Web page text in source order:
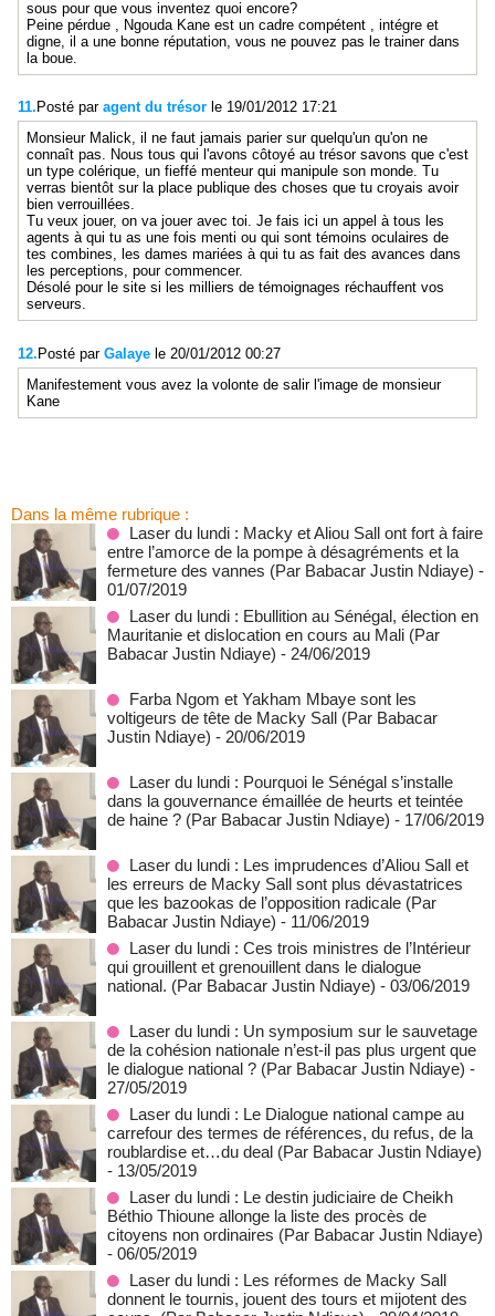
sous pour que vous inventez quoi encore?
Peine pérdue , Ngouda Kane est un cadre compétent , intégre et
digne, il a une bonne réputation, vous ne pouvez pas le trainer dans
la boue.
11. Posté par agent du trésor le 19/01/2012 17:21
Monsieur Malick, il ne faut jamais parier sur quelqu'un qu'on ne
connaît pas. Nous tous qui l'avons côtoyé au trésor savons que c'est
un type colérique, un fieffé menteur qui manipule son monde. Tu
verras bientôt sur la place publique des choses que tu croyais avoir
bien verrouillées.
Tu veux jouer, on va jouer avec toi. Je fais ici un appel à tous les
agents à qui tu as une fois menti ou qui sont témoins oculaires de
tes combines, les dames mariées à qui tu as fait des avances dans
les perceptions, pour commencer.
Désolé pour le site si les milliers de témoignages réchauffent vos
serveurs.
12. Posté par Galaye le 20/01/2012 00:27
Manifestement vous avez la volonte de salir l'image de monsieur
Kane
Dans la même rubrique :
Laser du lundi : Macky et Aliou Sall ont fort à faire
entre l’amorce de la pompe à désagréments et la
fermeture des vannes (Par Babacar Justin Ndiaye) -
01/07/2019
Laser du lundi : Ebullition au Sénégal, élection en
Mauritanie et dislocation en cours au Mali (Par
Babacar Justin Ndiaye) - 24/06/2019
Farba Ngom et Yakham Mbaye sont les
voltigeurs de tête de Macky Sall (Par Babacar
Justin Ndiaye) - 20/06/2019
Laser du lundi : Pourquoi le Sénégal s’installe
dans la gouvernance émaillée de heurts et teintée
de haine ? (Par Babacar Justin Ndiaye) - 17/06/2019
Laser du lundi : Les imprudences d’Aliou Sall et
les erreurs de Macky Sall sont plus dévastatrices
que les bazookas de l’opposition radicale (Par
Babacar Justin Ndiaye) - 11/06/2019
Laser du lundi : Ces trois ministres de l’Intérieur
qui grouillent et grenouillent dans le dialogue
national. (Par Babacar Justin Ndiaye) - 03/06/2019
Laser du lundi : Un symposium sur le sauvetage
de la cohésion nationale n’est-il pas plus urgent que
le dialogue national ? (Par Babacar Justin Ndiaye) -
27/05/2019
Laser du lundi : Le Dialogue national campe au
carrefour des termes de références, du refus, de la
roublardise et…du deal (Par Babacar Justin Ndiaye)
- 13/05/2019
Laser du lundi : Le destin judiciaire de Cheikh
Béthio Thioune allonge la liste des procès de
citoyens non ordinaires (Par Babacar Justin Ndiaye)
- 06/05/2019
Laser du lundi : Les réformes de Macky Sall
donnent le tournis, jouent des tours et mijotent des